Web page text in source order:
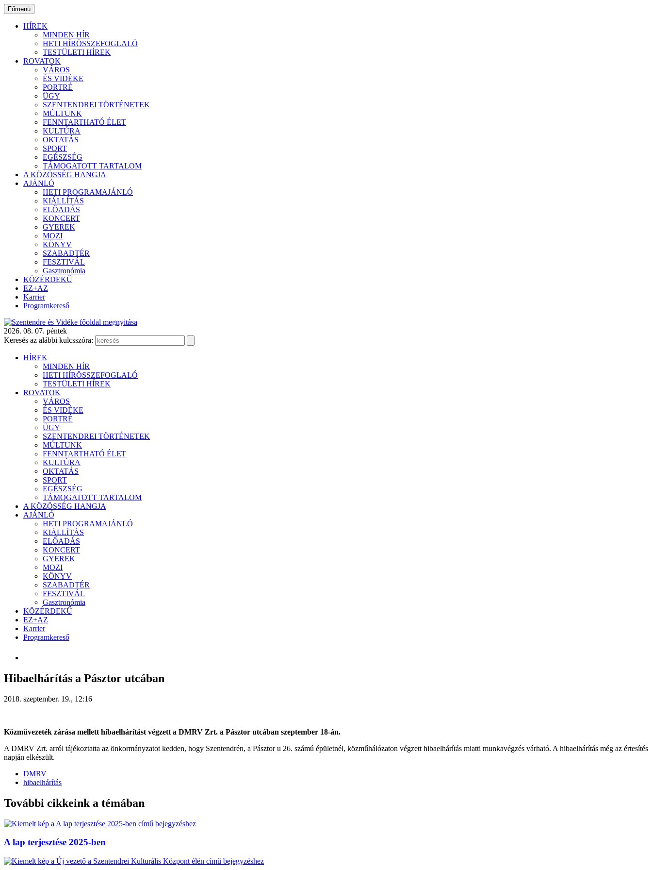
Ugrás
a
tartalomhoz
Főmenü
HÍREK
MINDEN HÍR
HETI HÍRÖSSZEFOGLALÓ
TESTÜLETI HÍREK
ROVATOK
VÁROS
ÉS VIDÉKE
PORTRÉ
ÜGY
SZENTENDREI TÖRTÉNETEK
MÚLTUNK
FENNTARTHATÓ ÉLET
KULTÚRA
OKTATÁS
SPORT
EGÉSZSÉG
TÁMOGATOTT TARTALOM
A KÖZÖSSÉG HANGJA
AJÁNLÓ
HETI PROGRAMAJÁNLÓ
KIÁLLÍTÁS
ELŐADÁS
KONCERT
GYEREK
MOZI
KÖNYV
SZABADTÉR
FESZTIVÁL
Gasztronómia
KÖZÉRDEKŰ
EZ+AZ
Karrier
Programkereső
2026. 08. 07. péntek
Keresés az alábbi kulcsszóra:
HÍREK
MINDEN HÍR
HETI HÍRÖSSZEFOGLALÓ
TESTÜLETI HÍREK
ROVATOK
VÁROS
ÉS VIDÉKE
PORTRÉ
ÜGY
SZENTENDREI TÖRTÉNETEK
MÚLTUNK
FENNTARTHATÓ ÉLET
KULTÚRA
OKTATÁS
SPORT
EGÉSZSÉG
TÁMOGATOTT TARTALOM
A KÖZÖSSÉG HANGJA
AJÁNLÓ
HETI PROGRAMAJÁNLÓ
KIÁLLÍTÁS
ELŐADÁS
KONCERT
GYEREK
MOZI
KÖNYV
SZABADTÉR
FESZTIVÁL
Gasztronómia
KÖZÉRDEKŰ
EZ+AZ
Karrier
Programkereső
Hibaelhárítás a Pásztor utcában
2018. szeptember. 19., 12:16
Közművezeték zárása mellett hibaelhárítást végzett a DMRV Zrt. a Pásztor utcában szeptember 18-án.
A DMRV Zrt. arról tájékoztatta az önkormányzatot kedden, hogy Szentendrén, a Pásztor u 26. számú épületnél, közműhálózaton végzett hibaelhárítás miatti munkavégzés várható. A hibaelhárítás még az értesítés
napján elkészült.
DMRV
hibaelhárítás
További cikkeink a témában
A lap terjesztése 2025-ben